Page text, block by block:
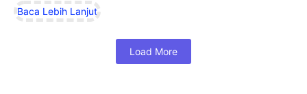
Baca Lebih Lanjut
Load More